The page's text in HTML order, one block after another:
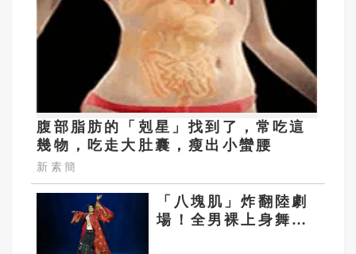
腹部脂肪的「剋星」找到了，常吃這
幾物，吃走大肚囊，瘦出小蠻腰
新素簡
「八塊肌」炸翻陸劇
場！全男裸上身舞劇